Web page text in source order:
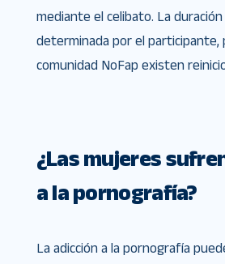
mediante el celibato. La
determinada por el participante,
comunidad NoFap existen
¿Las mujeres
a la pornografía?
La adicción a la pornografía